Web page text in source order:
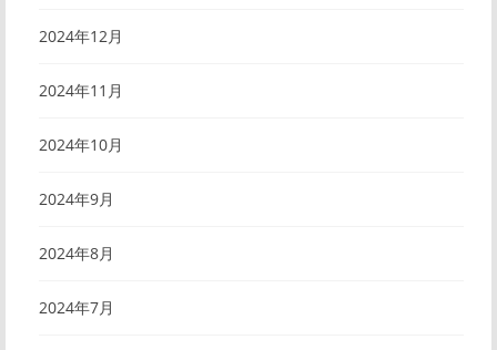
2024年12月
2024年11月
2024年10月
2024年9月
2024年8月
2024年7月